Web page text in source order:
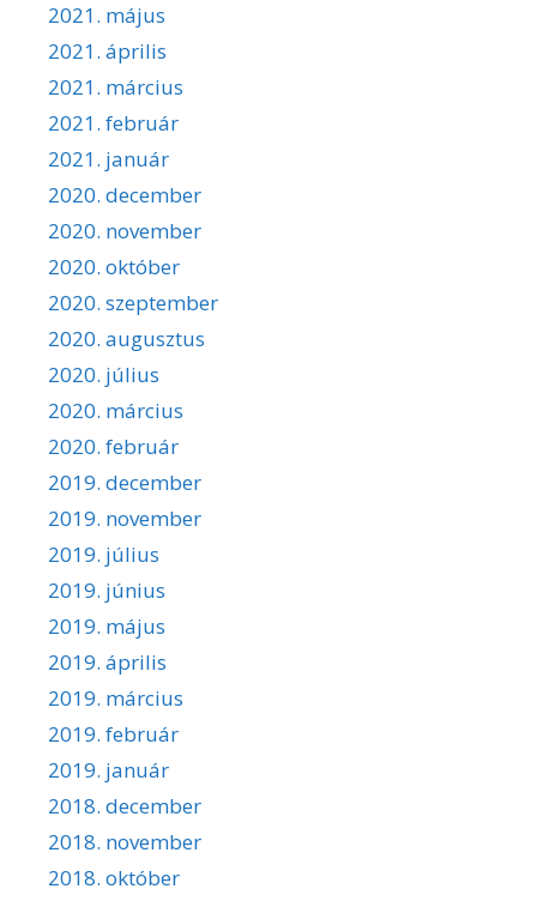
2021. május
2021. április
2021. március
2021. február
2021. január
2020. december
2020. november
2020. október
2020. szeptember
2020. augusztus
2020. július
2020. március
2020. február
2019. december
2019. november
2019. július
2019. június
2019. május
2019. április
2019. március
2019. február
2019. január
2018. december
2018. november
2018. október